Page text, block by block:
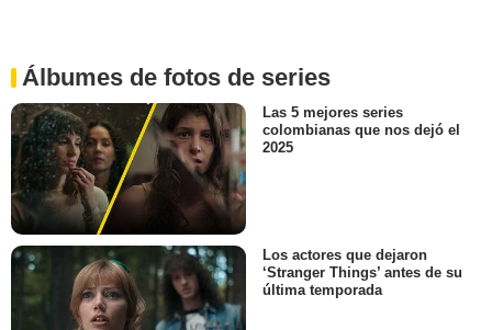
Álbumes de fotos de series
Las 5 mejores series
colombianas que nos dejó el
2025
Los actores que dejaron
‘Stranger Things’ antes de su
última temporada